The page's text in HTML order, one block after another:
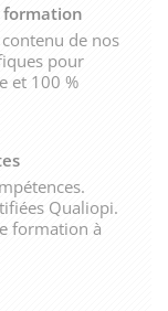
formation
de nos
pour
et 100 %
Qualiopi.
formation à